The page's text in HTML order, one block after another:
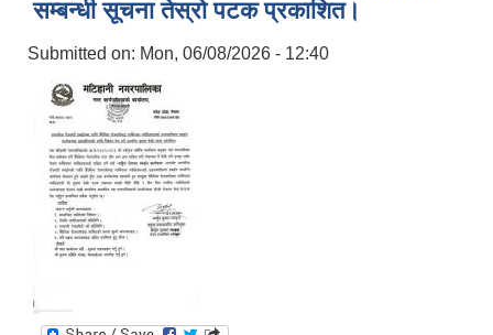
सम्बन्धी सूचना तेस्रो पटक प्रकाशित।
Submitted on: Mon, 06/08/2026 - 12:40